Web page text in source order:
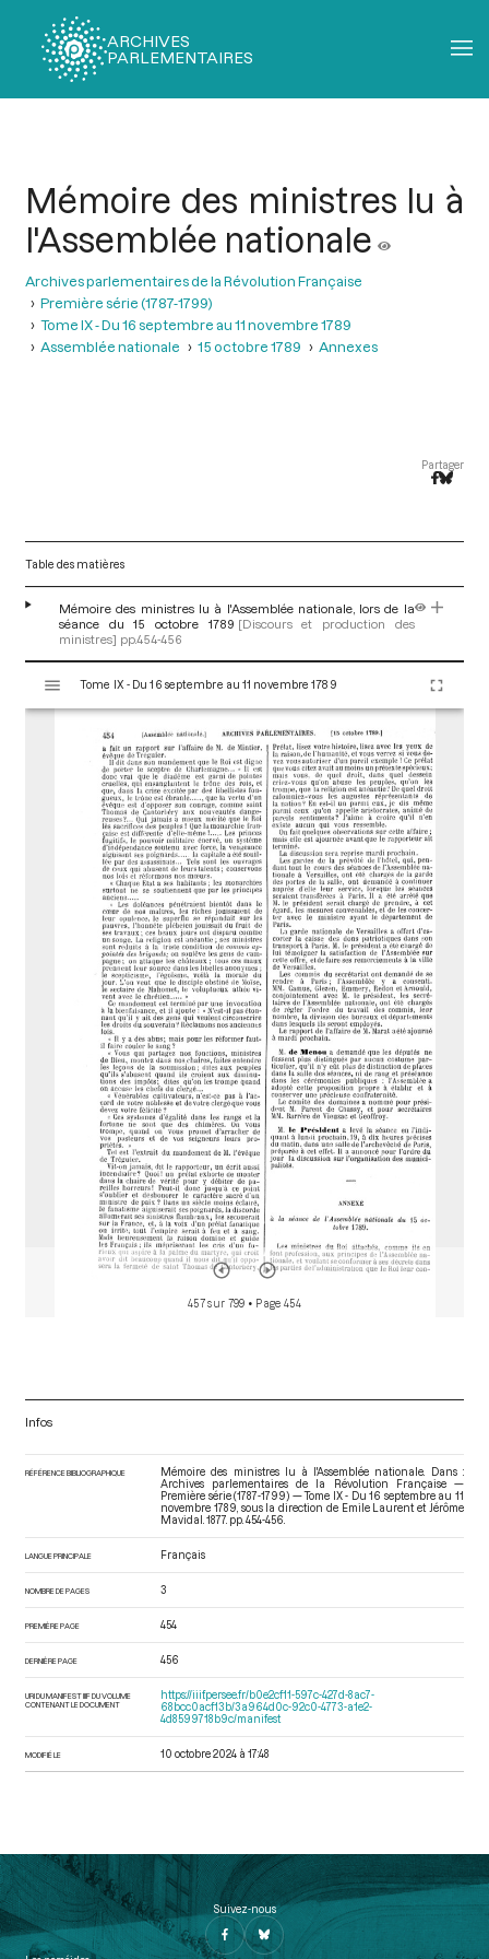
ARCHIVES
PARLEMENTAIRES
Mémoire des ministres lu à
l'Assemblée nationale
Archives parlementaires de la Révolution Française
Première série (1787-1799)
Tome IX - Du 16 septembre au 11 novembre 1789
Assemblée nationale
15 octobre 1789 Annexes
Partager
Table des matières
Mémoire des ministres lu à l'Assemblée nationale, lors de la
séance du 15 octobre 1789 [Discours et production des
ministres] pp.454-456
s
Tome IX - Du 16 septembre au 11 novembre 1789
457 sur 799 • Page 454
Infos
RÉFÉRENCE BIBLIOGRAPHIQUE
Mémoire des ministres lu à l'Assemblée nationale. Dans :
Archives parlementaires de la Révolution Française —
Première série (1787-1799) — Tome IX - Du 16 septembre au 11
novembre 1789 , sous la direction de Emile Laurent et Jérôme
Mavidal. 1877. pp. 454-456.
LANGUE PRINCIPALE Français
NOMBRE DE PAGES 3
PREMIÈRE PAGE 454
DERNIÈRE PAGE 456
URI DU MANIFEST IIIF DU VOLUME
CONTENANT LE DOCUMENT
https://iiif.persee.fr/b0e2cf11-597c-427d-8ac7-
68bcc0acf13b/3a964d0c-92c0-4773-a1e2-
4d8599718b9c/manifest
MODIFIÉ LE 10 octobre 2024 à 17:48
Suivez-nous